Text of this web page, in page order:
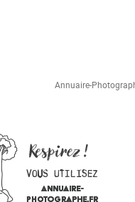
Annuaire-